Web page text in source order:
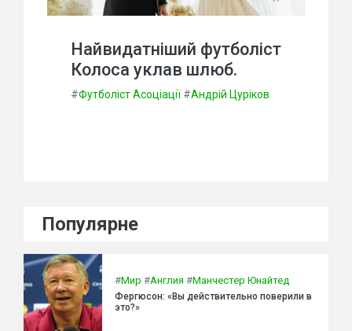
Найвидатніший футболіст
Колоса уклав шлюб.
#Футболіст Асоціації #Андрій Цуріков
Популярне
#Мир #Англия #Манчестер Юнайтед
Фергюсон: «Вы действительно поверили в
это?»